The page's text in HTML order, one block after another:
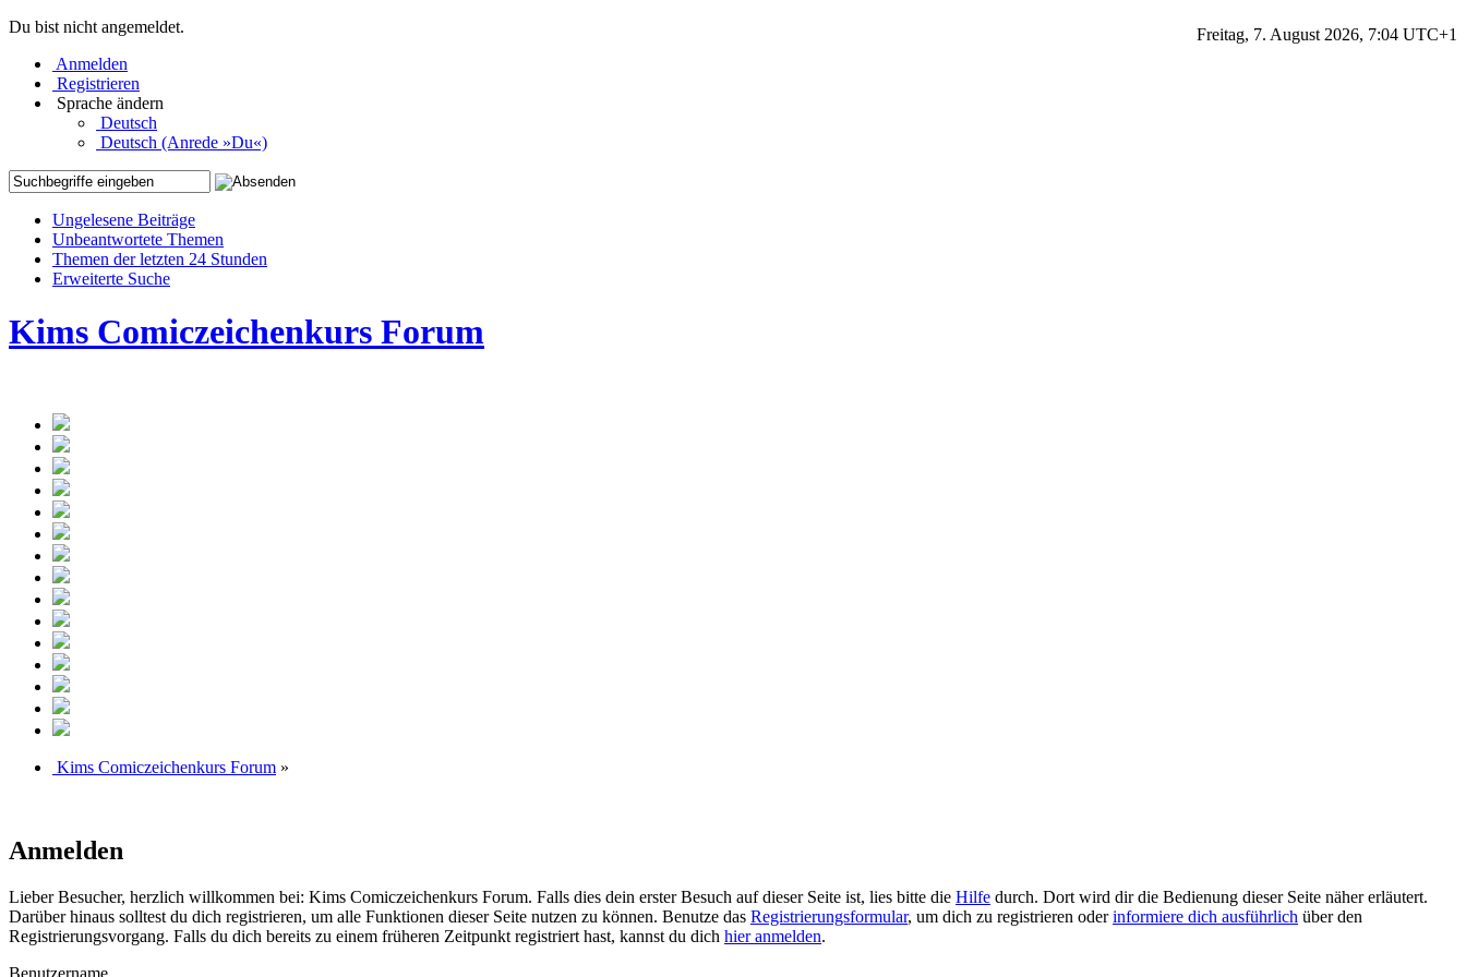
Freitag, 7. August 2026, 7:04 UTC+1
Du bist nicht angemeldet.
Anmelden
Registrieren
Sprache ändern
Deutsch
Deutsch (Anrede »Du«)
Ungelesene Beiträge
Unbeantwortete Themen
Themen der letzten 24 Stunden
Erweiterte Suche
Kims Comiczeichenkurs Forum
Kims Comiczeichenkurs Forum »
Anmelden
Lieber Besucher, herzlich willkommen bei: Kims Comiczeichenkurs Forum. Falls dies dein erster Besuch auf dieser Seite ist, lies bitte die Hilfe durch. Dort wird dir die Bedienung dieser Seite näher erläutert.
Darüber hinaus solltest du dich registrieren, um alle Funktionen dieser Seite nutzen zu können. Benutze das Registrierungsformular, um dich zu registrieren oderinformiere dich ausführlich über den
Registrierungsvorgang. Falls du dich bereits zu einem früheren Zeitpunkt registriert hast, kannst du dich hier anmelden.
Benutzername